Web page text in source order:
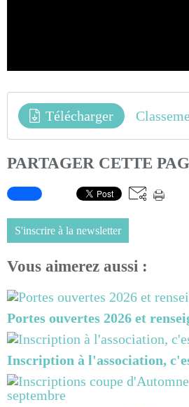
Télécharger
PARTAGER CETTE
S'inscrire à la newsletter
Vous aimerez aussi :
Portes ouvertes 2026 et
Inscription à l'association,